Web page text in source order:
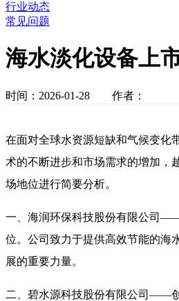
行业动态
常见问题
海水淡化设备上
时间：2026-01-28 作者：
在面对全球水资源短缺和气候变化
术的不断进步和市场需求的增加，
场地位进行简要分析。
一、海润环保科技股份有限公司
位。公司致力于提供高效节能的海
展的重要力量。
二、碧水源科技股份有限公司——